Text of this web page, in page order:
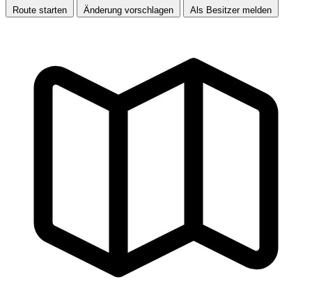
Route starten Änderung vorschlagen Als Besitzer melden